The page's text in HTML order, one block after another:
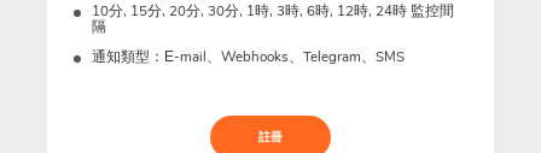
10分, 15分, 20分, 30分, 1時, 3時, 6時, 12時, 24時 監控間
隔
通知類型：Е-mail、Webhooks、Telegram、SMS
註冊